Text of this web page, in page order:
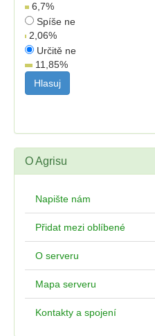
6,7%
Spíše ne
2,06%
Určitě ne
11,85%
O Agrisu
Napište nám
Přidat mezi oblíbené
O serveru
Mapa serveru
Kontakty a spojení